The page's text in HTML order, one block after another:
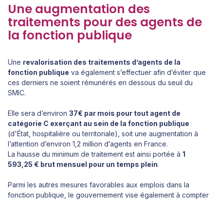
Une augmentation des
traitements pour des agents de
la fonction publique
Une revalorisation des traitements d’agents de la
fonction publique va également s’effectuer afin d’éviter que
ces derniers ne soient rémunérés en dessous du seuil du
SMIC.
Elle sera d’environ 37€ par mois pour tout agent de
catégorie C exerçant au sein de la fonction publique
(d'État, hospitalière ou territoriale), soit une augmentation à
l’attention d’environ 1,2 million d’agents en France.
La hausse du minimum de traitement est ainsi portée à 1
593,25 € brut mensuel pour un temps plein.
Parmi les autres mesures favorables aux emplois dans la
fonction publique, le gouvernement vise également à compter